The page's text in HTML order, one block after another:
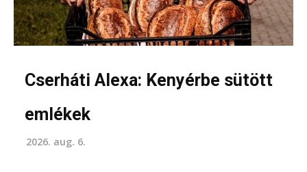
Cserháti Alexa: Kenyérbe sütött
emlékek
2026. aug. 6.